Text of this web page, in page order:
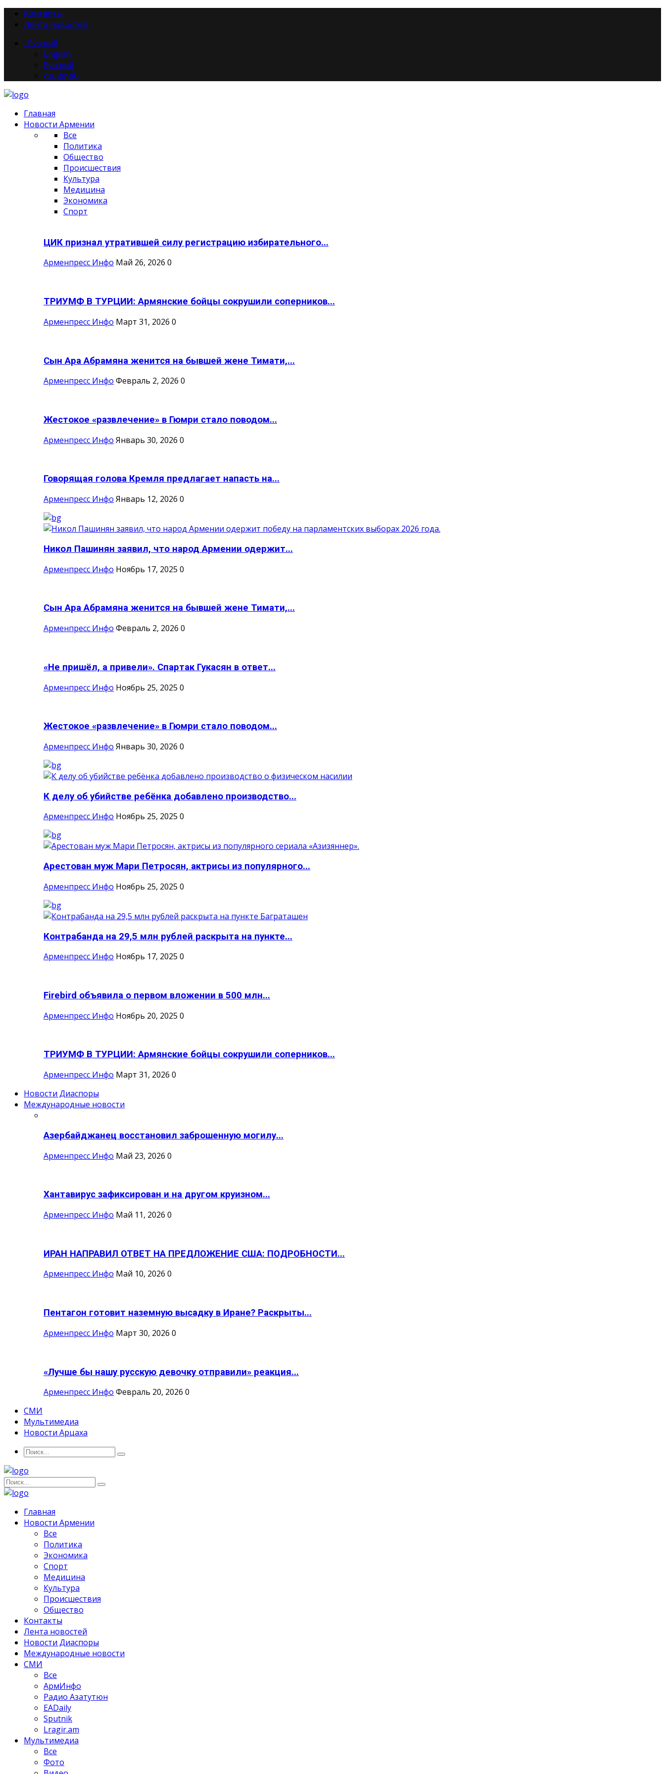
Контакты
Лента новостей
Русский
English
Русский
Հայերեն
Главная
Новости Армении
Все
Политика
Общество
Происшествия
Культура
Медицина
Экономика
Спорт
ЦИК признал утратившей силу регистрацию избирательного...
Арменпресс Инфо Май 26, 2026 0
ТРИУМФ В ТУРЦИИ: Армянские бойцы сокрушили соперников...
Арменпресс Инфо Март 31, 2026 0
Сын Ара Абрамяна женится на бывшей жене Тимати,...
Арменпресс Инфо Февраль 2, 2026 0
Жестокое «развлечение» в Гюмри стало поводом...
Арменпресс Инфо Январь 30, 2026 0
Говорящая голова Кремля предлагает напасть на...
Арменпресс Инфо Январь 12, 2026 0
Никол Пашинян заявил, что народ Армении одержит...
Арменпресс Инфо Ноябрь 17, 2025 0
Сын Ара Абрамяна женится на бывшей жене Тимати,...
Арменпресс Инфо Февраль 2, 2026 0
«Не пришёл, а привели». Спартак Гукасян в ответ...
Арменпресс Инфо Ноябрь 25, 2025 0
Жестокое «развлечение» в Гюмри стало поводом...
Арменпресс Инфо Январь 30, 2026 0
К делу об убийстве ребёнка добавлено производство...
Арменпресс Инфо Ноябрь 25, 2025 0
Арестован муж Мари Петросян, актрисы из популярного...
Арменпресс Инфо Ноябрь 25, 2025 0
Контрабанда на 29,5 млн рублей раскрыта на пункте...
Арменпресс Инфо Ноябрь 17, 2025 0
Firebird объявила о первом вложении в 500 млн...
Арменпресс Инфо Ноябрь 20, 2025 0
ТРИУМФ В ТУРЦИИ: Армянские бойцы сокрушили соперников...
Арменпресс Инфо Март 31, 2026 0
Новости Диаспоры
Международные новости
Азербайджанец восстановил заброшенную могилу...
Арменпресс Инфо Май 23, 2026 0
Хантавирус зафиксирован и на другом круизном...
Арменпресс Инфо Май 11, 2026 0
ИРАН НАПРАВИЛ ОТВЕТ НА ПРЕДЛОЖЕНИЕ США: ПОДРОБНОСТИ...
Арменпресс Инфо Май 10, 2026 0
Пентагон готовит наземную высадку в Иране? Раскрыты...
Арменпресс Инфо Март 30, 2026 0
«Лучше бы нашу русскую девочку отправили» реакция...
Арменпресс Инфо Февраль 20, 2026 0
СМИ
Мультимедиа
Новости Арцаха
Главная
Новости Армении
Все
Политика
Экономика
Спорт
Медицина
Культура
Происшествия
Общество
Контакты
Лента новостей
Новости Диаспоры
Международные новости
СМИ
Все
АрмИнфо
Радио Азатутюн
EADaily
Sputnik
Lragir.am
Мультимедиа
Все
Фото